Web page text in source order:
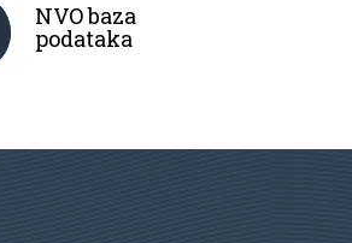
NVO baza
podataka